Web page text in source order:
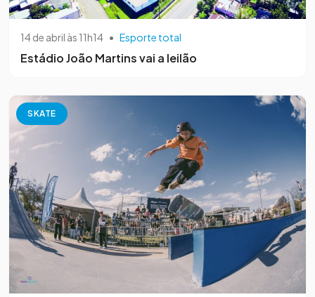
14 de abril às 11h14 • Esporte total
Estádio João Martins vai a leilão
SKATE